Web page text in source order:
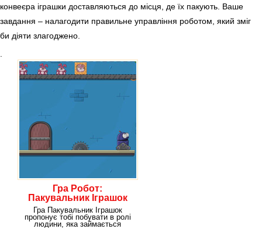
конвеєра іграшки доставляються до місця, де їх пакують. Ваше
завдання – налагодити правильне управління роботом, який зміг
би діяти злагоджено.
Гра Робот:
Пакувальник Іграшок
Гра Пакувальник Іграшок
пропонує тобі побувати в ролі
людини, яка займається